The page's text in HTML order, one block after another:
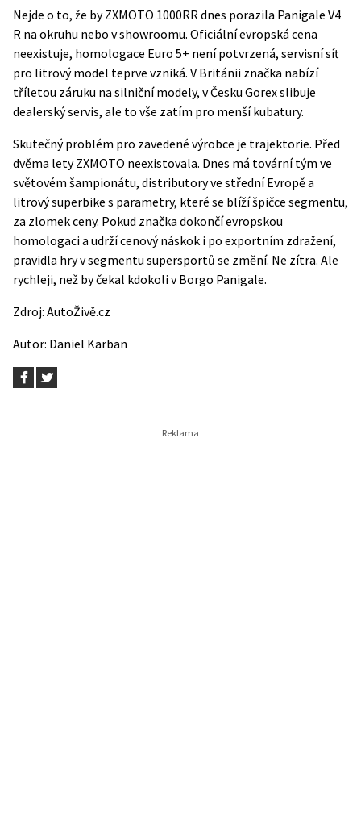
Nejde o to, že by ZXMOTO 1000RR dnes porazila Panigale V4
R na okruhu nebo v showroomu. Oficiální evropská cena
neexistuje, homologace Euro 5+ není potvrzená, servisní síť
pro litrový model teprve vzniká. V Británii značka nabízí
tříletou záruku na silniční modely, v Česku Gorex slibuje
dealerský servis, ale to vše zatím pro menší kubatury.
Skutečný problém pro zavedené výrobce je trajektorie. Před
dvěma lety ZXMOTO neexistovala. Dnes má tovární tým ve
světovém šampionátu, distributory ve střední Evropě a
litrový superbike s parametry, které se blíží špičce segmentu,
za zlomek ceny. Pokud značka dokončí evropskou
homologaci a udrží cenový náskok i po exportním zdražení,
pravidla hry v segmentu supersportů se změní. Ne zítra. Ale
rychleji, než by čekal kdokoli v Borgo Panigale.
Zdroj: AutoŽivě.cz
Autor: Daniel Karban